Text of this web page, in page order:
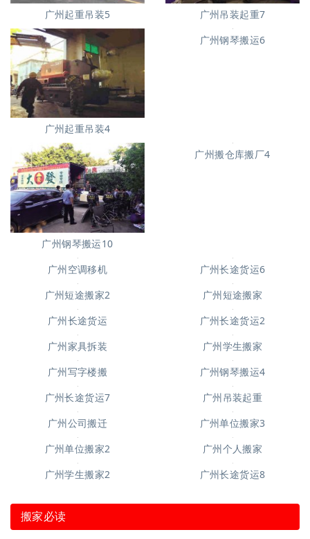
广州起重吊装5
广州起重吊装4
广州钢琴搬运10
广州空调移机
广州长途货运6
广州短途搬家2
广州短途搬家
广州家具拆装